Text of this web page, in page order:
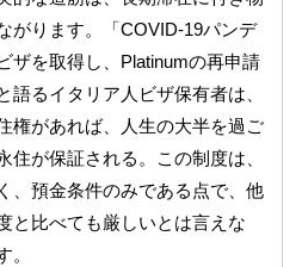
がります。「COVID-19パンデ
ザを取得し、Platinumの再申請
語るイタリア人ビザ保有者は、
権があれば、人生の大半を過ご
住が保証される。この制度は、
、預金条件のみである点で、他
と比べても厳しいとは言えな
。